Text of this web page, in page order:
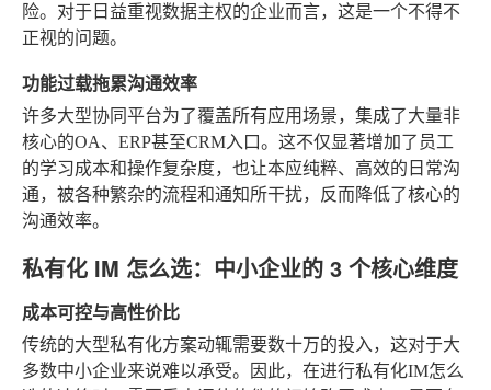
险。对于日益重视数据主权的企业而言，这是一个不得不
正视的问题。
功能过载拖累沟通效率
许多大型协同平台为了覆盖所有应用场景，集成了大量非
核心的OA、ERP甚至CRM入口。这不仅显著增加了员工
的学习成本和操作复杂度，也让本应纯粹、高效的日常沟
通，被各种繁杂的流程和通知所干扰，反而降低了核心的
沟通效率。
私有化 IM 怎么选：中小企业的 3 个核心维度
成本可控与高性价比
传统的大型私有化方案动辄需要数十万的投入，这对于大
多数中小企业来说难以承受。因此，在进行私有化IM怎么